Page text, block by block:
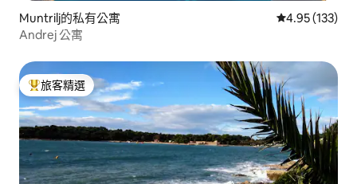
Muntrilj的私有公寓 從 133 則評價
4.95 (133)
Andrej 公寓
旅客精選榜首
旅客精選